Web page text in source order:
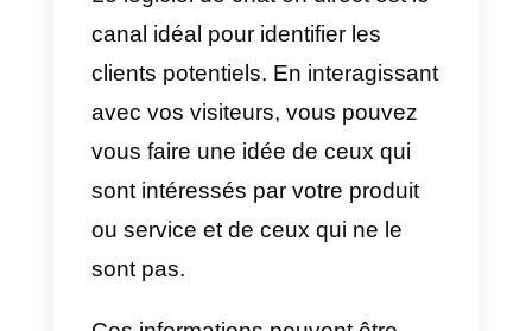
poser sur votre produit ou
Cela peut vous aider à conclure
davantage de ventes, car les
clients potentiels pourront obtenir
toutes les informations dont ils
besoin directement auprès de